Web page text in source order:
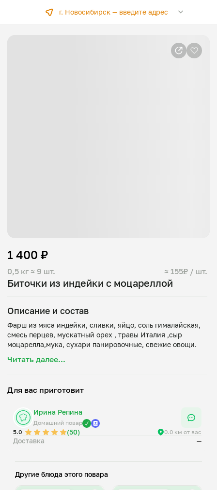
г. Новосибирск —введите адрес
Биточки из индейки с моцареллой
0,5 кг ≈ 9 шт. ≈ 155₽ / шт.
1 400 ₽
Описание и состав
Фарш из мяса индейки, сливки, яйцо, соль гималайская,
смесь перцев, мускатный орех , травы Италия ,сыр
Читать далее...
Для вас приготовит
Ирина Репина
Домашний повар
5.0
(50) 0.0 км от вас
Доставка —
Другие блюда этого повара